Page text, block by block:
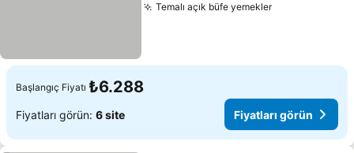
Temalı açık büfe yemeklerFiyatları
Başlangıç Fiyatı ₺6.288
Fiyatları görün: 6 site Fiyatları görün